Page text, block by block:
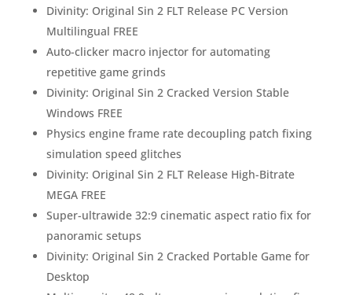
Divinity: Original Sin 2 FLT Release PC Version
Multilingual FREE
Auto-clicker macro injector for automating
repetitive game grinds
Divinity: Original Sin 2 Cracked Version Stable
Windows FREE
Physics engine frame rate decoupling patch fixing
simulation speed glitches
Divinity: Original Sin 2 FLT Release High-Bitrate
MEGA FREE
Super-ultrawide 32:9 cinematic aspect ratio fix for
panoramic setups
Divinity: Original Sin 2 Cracked Portable Game for
Desktop